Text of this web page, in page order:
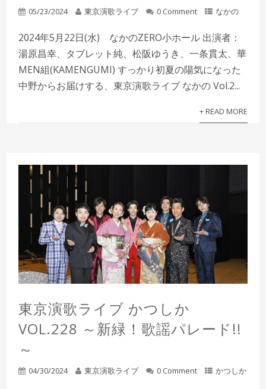
05/23/2024 東京演歌ライブ 0 Comment なかの
2024年5月22日(水) なかのZERO小ホール 出演者：
湯原昌幸、タブレット純、松阪ゆうき、一条貫太、華
MEN組(KAMENGUMI) すっかり初夏の陽気になった
中野からお届けする、東京演歌ライブ なかの Vol.2...
+ READ MORE
東京演歌ライブ かつしか
VOL.228 ～新緑！歌謡パレード!!
～
04/30/2024 東京演歌ライブ 0 Comment かつしか